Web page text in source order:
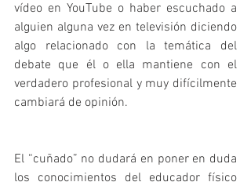
vídeo en YouTube o haber escuchado a
alguien alguna vez en televisión diciendo
algo relacionado con la temática del
debate que él o ella mantiene con el
verdadero profesional y muy difícilmente
cambiará de opinión.
El “cuñado” no dudará en poner en duda
los conocimientos del educador físico